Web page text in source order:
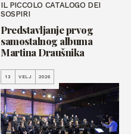
IL PICCOLO CATALOGO DEI
SOSPIRI
Predstavljanje prvog
samostalnog albuma
Martina Draušnika
13 VELJ 2026